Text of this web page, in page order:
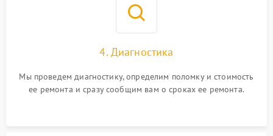
4. Диагностика
Мы проведем диагностику, определим поломку и стоимость
ее ремонта и сразу сообщим вам о сроках ее ремонта.